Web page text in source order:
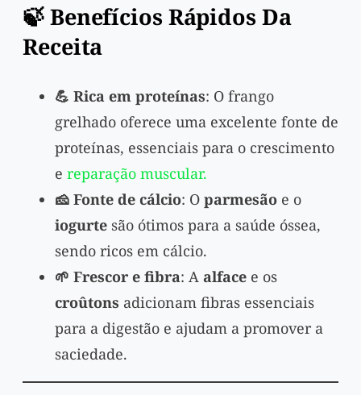
🍃 Benefícios Rápidos Da
Receita
💪 Rica em proteínas: O frango
grelhado oferece uma excelente fonte de
proteínas, essenciais para o crescimento
e reparação muscular.
🧀 Fonte de cálcio: O parmesão e o
iogurte são ótimos para a saúde óssea,
sendo ricos em cálcio.
🌱 Frescor e fibra: A alface e os
croûtons adicionam fibras essenciais
para a digestão e ajudam a promover a
saciedade.